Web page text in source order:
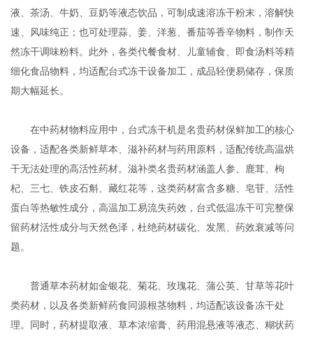
液、茶汤、牛奶、豆奶等液态饮品，可制成速溶冻干粉末，溶解快
速、风味纯正；也可处理蒜、姜、洋葱、番茄等香辛物料，制作天
然冻干调味粉料。此外，各类代餐食材、儿童辅食、即食汤料等精
细化食品物料，均适配台式冻干设备加工，成品轻便易储存，保质
期大幅延长。
在中药材物料应用中，台式冻干机是名贵药材保鲜加工的核心
设备，适配各类新鲜草本、滋补药材与药用原料，适配传统高温烘
干无法处理的高活性药材。滋补类名贵药材涵盖人参、鹿茸、枸
杞、三七、铁皮石斛、藏红花等，这类药材富含多糖、皂苷、活性
蛋白等热敏性成分，高温加工易流失药效，台式低温冻干可完整保
留药材活性成分与天然色泽，杜绝药材碳化、发黑、药效衰减等问
题。
普通草本药材如金银花、菊花、玫瑰花、蒲公英、甘草等花叶
类药材，以及各类新鲜药食同源根茎物料，均适配该设备冻干处
理。同时，药材提取液、草本浓缩膏、药用混悬液等液态、糊状药